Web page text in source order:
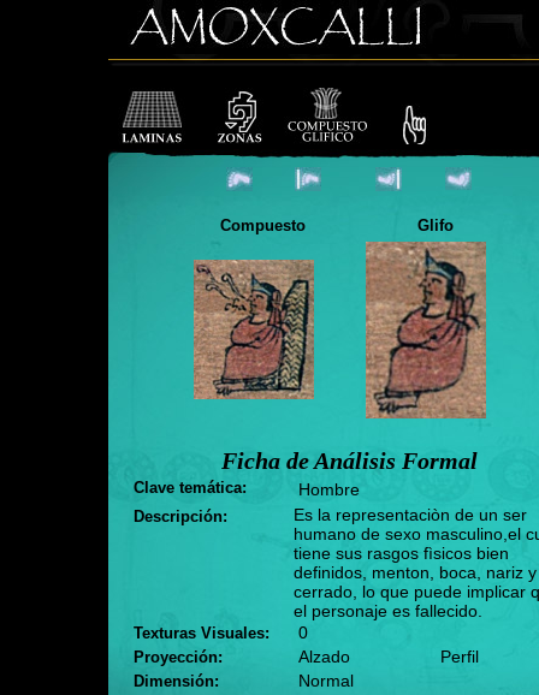
Compuesto Glifo
Ficha de Análisis Formal
Clave temática: Hombre
Descripción:
Es la representaciòn de un ser
humano de sexo masculino,el
tiene sus rasgos fìsicos bien
definidos, menton, boca, nariz
cerrado, lo que puede implicar
el personaje es fallecido.
Texturas Visuales: 0
Proyección: Alzado Perfil
Dimensión: Normal